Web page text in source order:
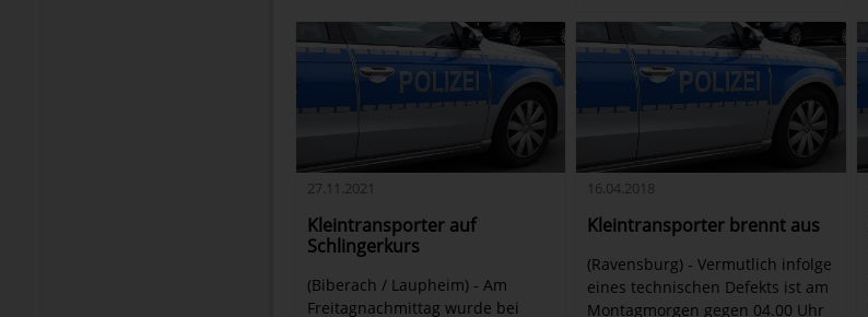
27.11.2021
Kleintransporter auf
Schlingerkurs
(Biberach / Laupheim) - Am
Freitagnachmittag wurde bei
16.04.2018
Kleintransporter brennt aus
(Ravensburg) - Vermutlich infolge
eines technischen Defekts ist am
Montagmorgen gegen 04.00 Uhr